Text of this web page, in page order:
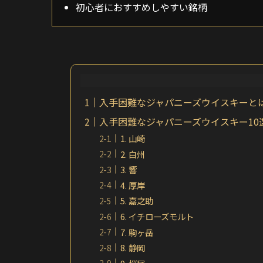
初心者におすすめしやすい銘柄
入手困難なジャパニーズウイスキーと
入手困難なジャパニーズウイスキー10
1. 山崎
2. 白州
3. 響
4. 厚岸
5. 嘉之助
6. イチローズモルト
7. 駒ヶ岳
8. 静岡